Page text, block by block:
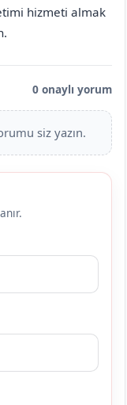
hizmeti almak
0 onaylı yorum
siz yazın.